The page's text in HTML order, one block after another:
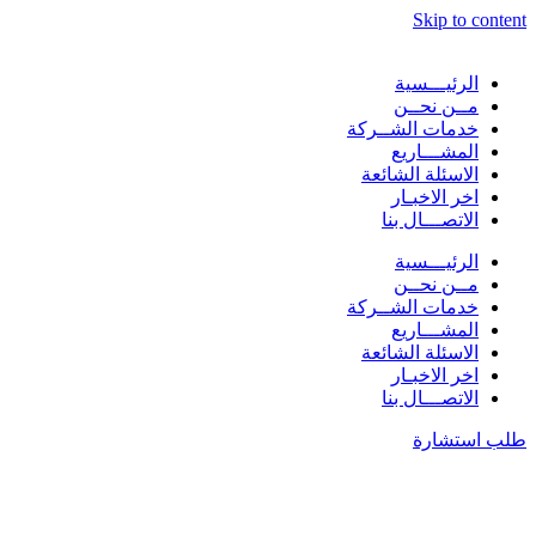
Skip to content
الرئيـــسية
مــن نحــن
خدمات الشــركة
المشـــاريع
الاسئلة الشائعة
اخر الاخبـار
الاتصـــال بنا
الرئيـــسية
مــن نحــن
خدمات الشــركة
المشـــاريع
الاسئلة الشائعة
اخر الاخبـار
الاتصـــال بنا
طلب استشارة